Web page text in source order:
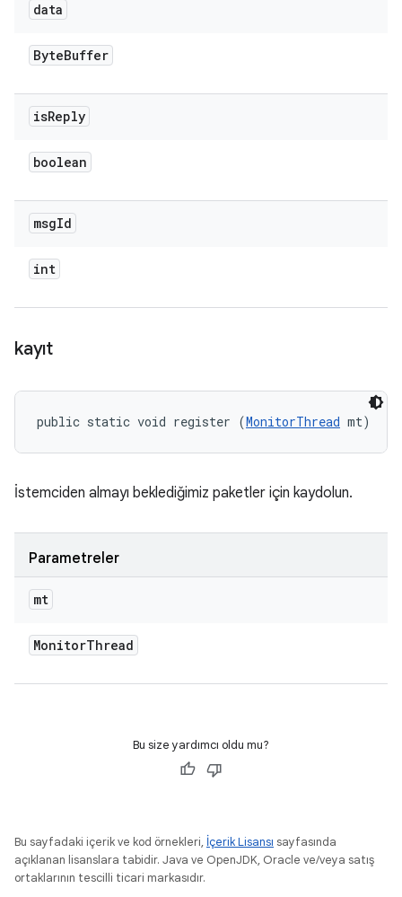
data
ByteBuffer
isReply
boolean
msgId
int
kayıt
public static void register (MonitorThread mt)
İstemciden almayı beklediğimiz paketler için kaydolun.
Parametreler
mt
MonitorThread
Bu size yardımcı oldu mu?
Bu sayfadaki içerik ve kod örnekleri, İçerik Lisansı sayfasında
açıklanan lisanslara tabidir. Java ve OpenJDK, Oracle ve/veya satış
ortaklarının tescilli ticari markasıdır.